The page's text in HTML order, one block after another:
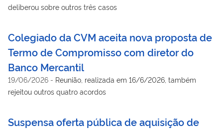
deliberou sobre outros três casos
Colegiado da CVM aceita nova proposta de
Termo de Compromisso com diretor do
Banco Mercantil
19/06/2026 - Reunião, realizada em 16/6/2026, também
rejeitou outros quatro acordos
Suspensa oferta pública de aquisição de